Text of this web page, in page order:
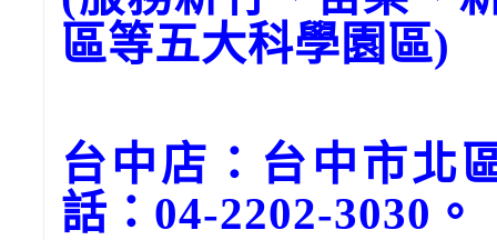
區等五大科學園區)
台中店：台中市北
話：04-2202-3030。